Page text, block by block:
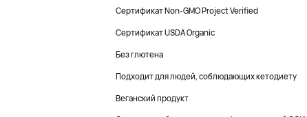
Сертификат Non-GMO Project Verified
Сертификат USDA Organic
Без глютена
Подходит для людей, соблюдающих кетодиету
Веганский продукт